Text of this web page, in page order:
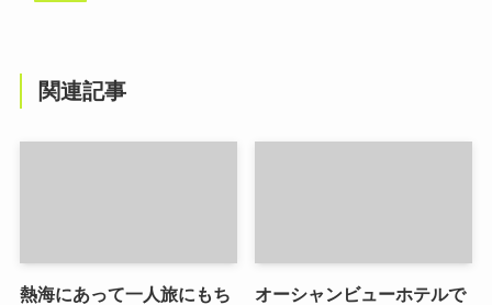
関連記事
熱海にあって一人旅にもち
オーシャンビューホテルで